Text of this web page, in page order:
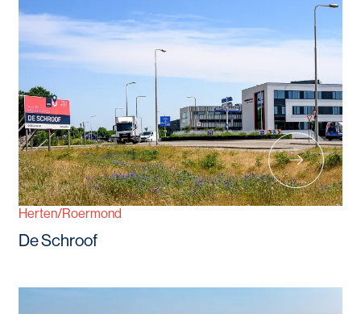
Herten/Roermond
De Schroof